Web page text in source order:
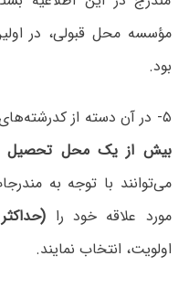
مؤسسه محل قبولی، در
بود.
۵- در آن‌ دسته‌ از کدرشته‌های‌ امتحانی‌ که‌ ظرفیت‌ اعلام‌ شده‌ آن
بیش‌ از یک محل‌ تحصیل‌
‌می‌‌توانند با توجه به
مورد علاقه‌ خود را (حداکثر تا ۲۰
اولویت، انتخاب‌ نمایند.